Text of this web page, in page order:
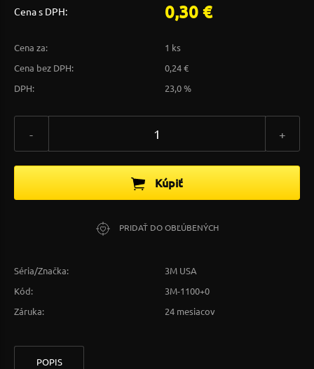
Cena s DPH: 0,30 €
Cena za:
1 ks
Cena bez DPH:
0,24 €
DPH:
23,0 %
- +
Kúpiť
PRIDAŤ DO OBĽÚBENÝCH
Séria/Značka:
3M USA
Kód:
3M-1100+0
Záruka:
24 mesiacov
POPIS